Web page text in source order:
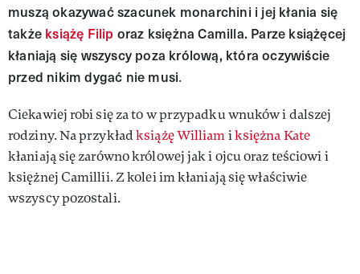
muszą okazywać szacunek monarchini i jej kłania się
także książę Filip oraz księżna Camilla. Parze książęcej
kłaniają się wszyscy poza królową, która oczywiście
przed nikim dygać nie musi.
Ciekawiej robi się za to w przypadku wnuków i dalszej
rodziny. Na przykładksiążę Williamiksiężna Kate
kłaniają się zarówno królowej jak i ojcu oraz teściowi i
księżnej Camillii. Z kolei im kłaniają się właściwie
wszyscy pozostali.